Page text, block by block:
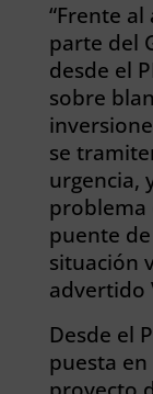
“Frente
parte del
desde el
sobre
se
urgencia,
problema
puente
situación
advertido
Desde el
puesta